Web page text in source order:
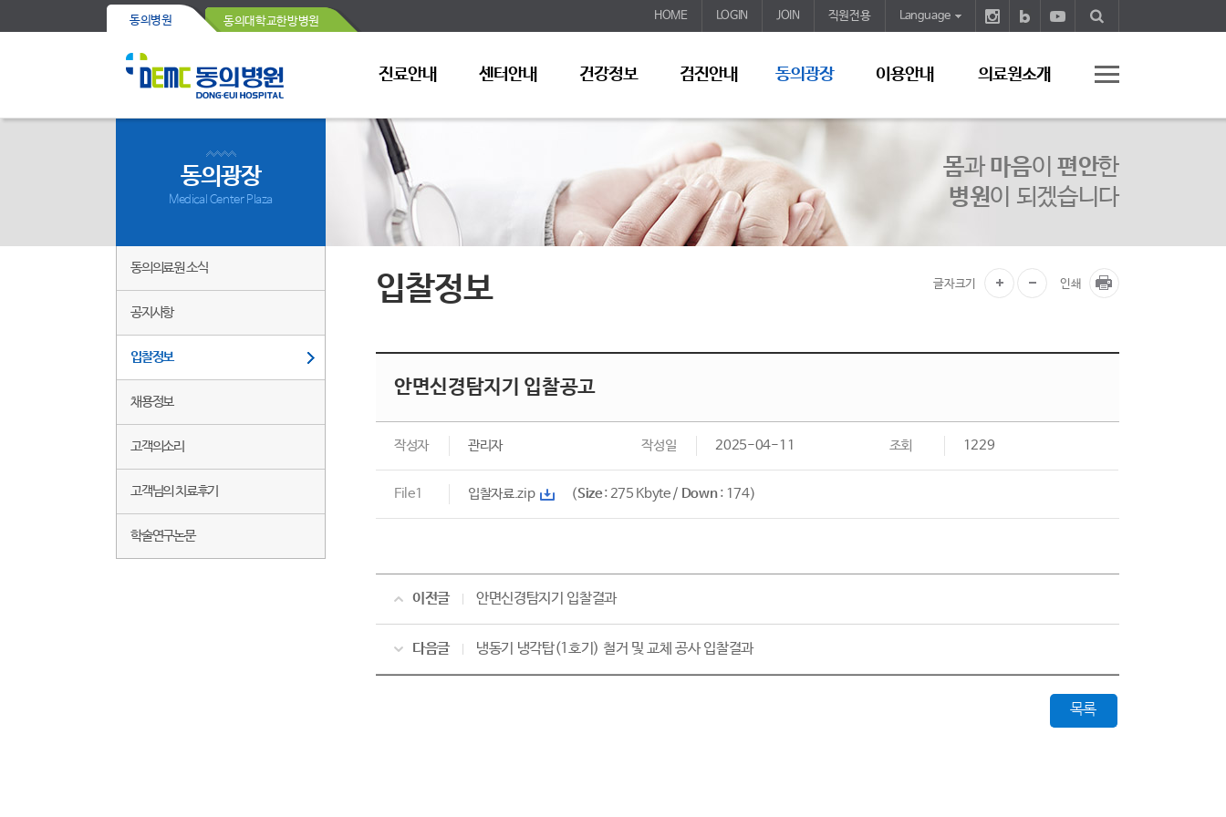
동의병원 동의대학교한방병원 HOME LOGIN JOIN 직원전용 Language
진료안내 센터안내 건강정보 검진안내 동의광장 이용안내 의료원소개
몸과 마음이 편안한
병원이 되겠습니다
동의광장
Medical Center Plaza
동의의료원 소식
공지사항
입찰정보
채용정보
고객의소리
고객님의 치료후기
학술연구논문
입찰정보 글자크기 인쇄
안면신경탐지기 입찰공고
작성자 관리자 작성일 2025-04-11 조회 1229
File1 입찰자료.zip (Size: 275 Kbyte / Down: 174)
이전글 안면신경탐지기 입찰결과
다음글 냉동기 냉각탑(1호기) 철거 및 교체 공사 입찰결과
목록